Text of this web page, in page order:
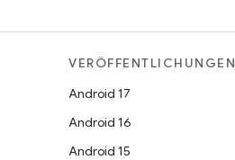
VERÖFFENTLICHUNGEN
Android 17
Android 16
Android 15